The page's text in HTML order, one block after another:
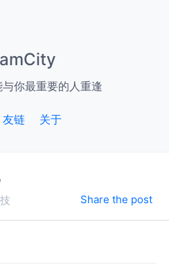
你最重要的人重逢
友链 关于
Share the post